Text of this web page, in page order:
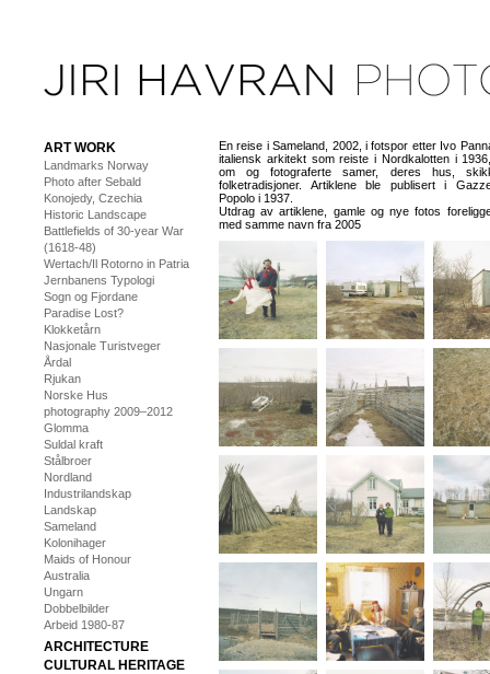
ART WORK
Landmarks Norway
Photo after Sebald
Konojedy, Czechia
Historic Landscape
Battlefields of 30-year War
(1618-48)
Wertach/Il Rotorno in Patria
Jernbanens Typologi
Sogn og Fjordane
Paradise Lost?
Klokketårn
Nasjonale Turistveger
Årdal
Rjukan
Norske Hus
photography 2009–2012
Glomma
Suldal kraft
Stålbroer
Nordland
Industrilandskap
Landskap
Sameland
Kolonihager
Maids of Honour
Australia
Ungarn
Dobbelbilder
Arbeid 1980-87
ARCHITECTURE
CULTURAL HERITAGE
En reise i Sameland, 2002, i fotspor etter Ivo
italiensk arkitekt som reiste i Nordkalotten i
om og fotograferte samer, deres hus,
folketradisjoner. Artiklene ble publisert i
Popolo i 1937.
Utdrag av artiklene, gamle og nye fotos
med samme navn fra 2005